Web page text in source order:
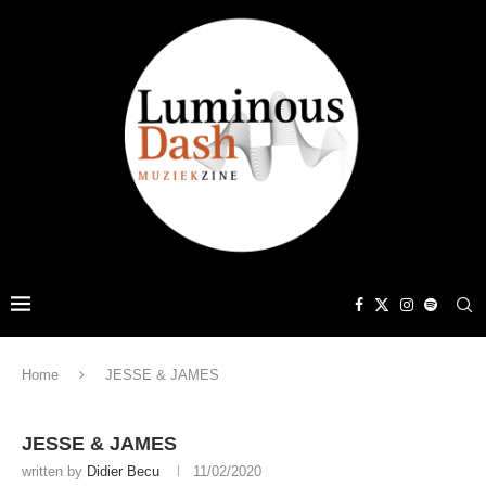
Home JESSE & JAMES
JESSE & JAMES
written by Didier Becu 11/02/2020